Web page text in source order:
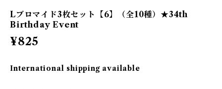
Lブロマイド3枚セット【6】（全10種）★34th
Birthday Event
¥825
International shipping available